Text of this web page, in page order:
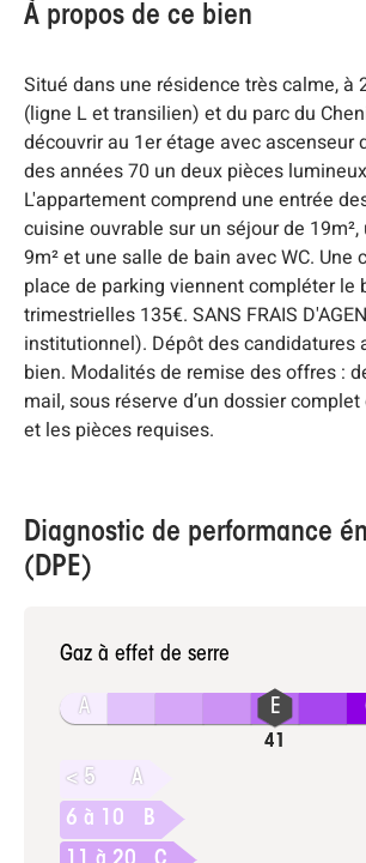
À propos de ce bien
Situé dans une résidence très calme, à
(ligne L et transilien) et du parc du
découvrir au 1er étage avec ascenseur
des années 70 un deux pièces
L'appartement comprend une entrée
cuisine ouvrable sur un séjour de
9m² et une salle de bain avec WC. Une
place de parking viennent compléter le
trimestrielles 135€. SANS FRAIS
institutionnel). Dépôt des candidatures
bien. Modalités de remise des offres :
mail, sous réserve d’un dossier
et les pièces requises.
Diagnostic de performance
(DPE)
Gaz à effet de serre
A
< 5
A
6 à 10
B